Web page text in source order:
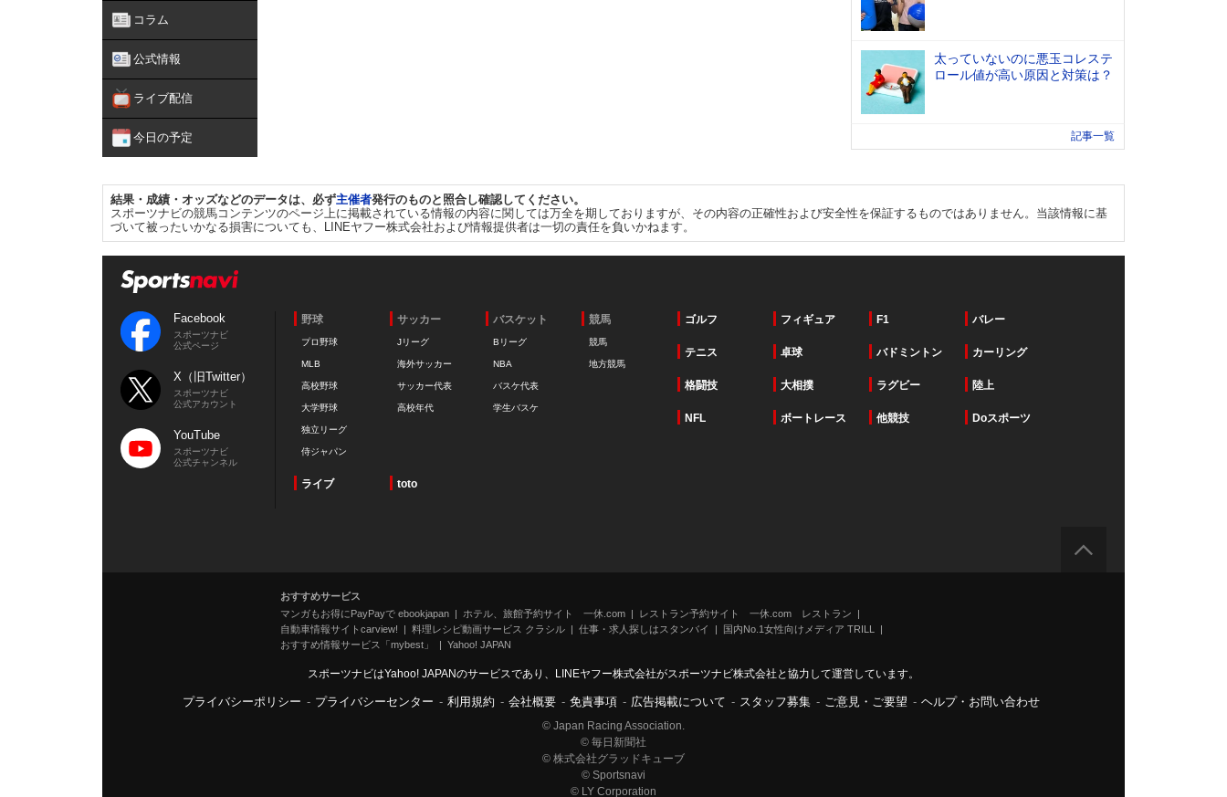
コラム
公式情報
ライブ配信
今日の予定
太っていないのに悪玉コレステ
ロール値が高い原因と対策は？
記事一覧
結果・成績・オッズなどのデータは、必ず主催者発行のものと照合し確認してください。
スポーツナビの競馬コンテンツのページ上に掲載されている情報の内容に関しては万全を期しておりますが、その内容の正確性および安全性を保証するものではありません。当該情報に基
づいて被ったいかなる損害についても、LINEヤフー株式会社および情報提供者は一切の責任を負いかねます。
Facebook
スポーツナビ
公式ページ
X（旧Twitter）
スポーツナビ
公式アカウント
YouTube
スポーツナビ
公式チャンネル
野球
プロ野球
MLB
高校野球
大学野球
独立リーグ
侍ジャパン
サッカー
Jリーグ
海外サッカー
サッカー代表
高校年代
バスケット
Bリーグ
NBA
バスケ代表
学生バスケ
競馬
競馬
地方競馬
ゴルフ フィギュア F1 バレー
テニス 卓球 バドミントン カーリング
格闘技 大相撲 ラグビー 陸上
NFL ボートレース 他競技 Doスポーツ
ライブ toto
おすすめサービス
マンガもお得にPayPayで ebookjapan
ホテル、旅館予約サイト 一休.com
レストラン予約サイト 一休.com レストラン
自動車情報サイトcarview!
料理レシピ動画サービス クラシル 仕事・求人探しはスタンバイ
国内No.1女性向けメディア TRILL
おすすめ情報サービス「mybest」
Yahoo! JAPAN
スポーツナビはYahoo! JAPANのサービスであり、LINEヤフー株式会社がスポーツナビ株式会社と協力して運営しています。
プライバシーポリシー - プライバシーセンター - 利用規約 - 会社概要 - 免責事項 - 広告掲載について - スタッフ募集 - ご意見・ご要望 - ヘルプ・お問い合わせ
© Japan Racing Association.
© 毎日新聞社
© 株式会社グラッドキューブ
© Sportsnavi
© LY Corporation